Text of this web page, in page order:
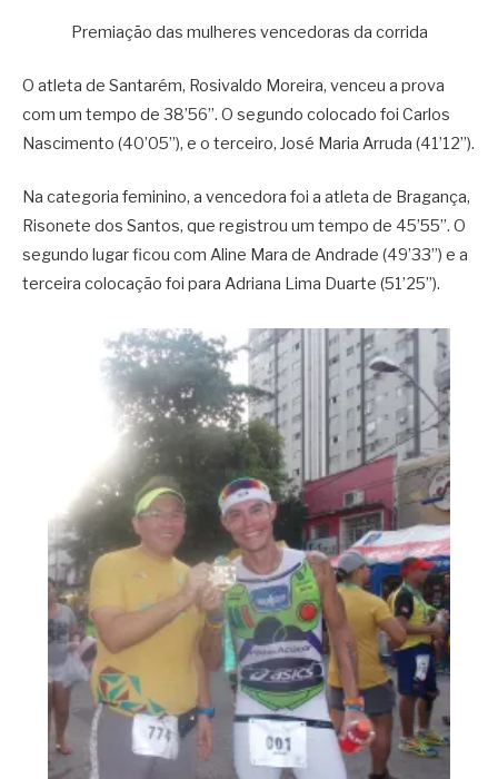
Premiação das mulheres vencedoras da corrida
O atleta de Santarém, Rosivaldo Moreira, venceu a prova
com um tempo de 38’56”. O segundo colocado foi Carlos
Nascimento (40’05”), e o terceiro, José Maria Arruda (41’12”).
Na categoria feminino, a vencedora foi a atleta de Bragança,
Risonete dos Santos, que registrou um tempo de 45’55”. O
segundo lugar ficou com Aline Mara de Andrade (49’33”) e a
terceira colocação foi para Adriana Lima Duarte (51’25”).